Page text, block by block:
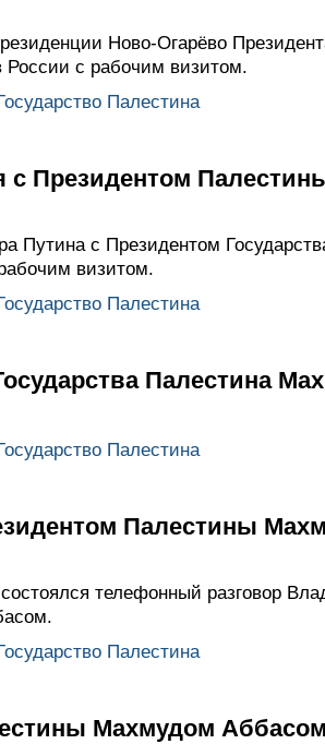
Ново-Огарёво
с рабочим визитом.
Государство Палестина
с Президентом
Путина с Президентом
визитом.
Государство Палестина
Палестина
Государство Палестина
Палестины
телефонный разговор
Палестина
Махмудом Аббасом